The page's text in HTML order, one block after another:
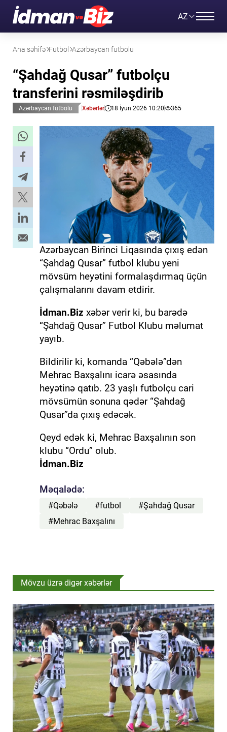
AZ
Ana səhifə Futbol Azərbaycan futbolu
“Şahdağ Qusar” futbolçu
transferini rəsmiləşdirib
Azərbaycan futbolu Xəbərlər 18 İyun 2026 10:20 365
Azərbaycan Birinci Liqasında çıxış edən
“Şahdağ Qusar” futbol klubu yeni
mövsüm heyətini formalaşdırmaq üçün
çalışmalarını davam etdirir.
İdman.Biz xəbər verir ki, bu barədə
“Şahdağ Qusar” Futbol Klubu məlumat
yayıb.
Bildirilir ki, komanda “Qəbələ”dən
Mehrac Baxşalını icarə əsasında
heyətinə qatıb. 23 yaşlı futbolçu cari
mövsümün sonuna qədər “Şahdağ
Qusar”da çıxış edəcək.
Qeyd edək ki, Mehrac Baxşalının son
klubu “Ordu” olub.
İdman.Biz
Məqalədə:
#Qəbələ #futbol
#Şahdağ Qusar
#Mehrac Baxşalını
Mövzu üzrə digər xəbərlər